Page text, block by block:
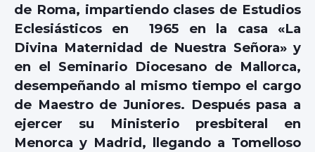
de Roma, impartiendo clases de Estudios
Eclesiásticos en 1965 en la casa «La
Divina Maternidad de Nuestra Señora» y
en el Seminario Diocesano de Mallorca,
desempeñando al mismo tiempo el cargo
de Maestro de Juniores. Después pasa a
ejercer su Ministerio presbiteral en
Menorca y Madrid, llegando a Tomelloso